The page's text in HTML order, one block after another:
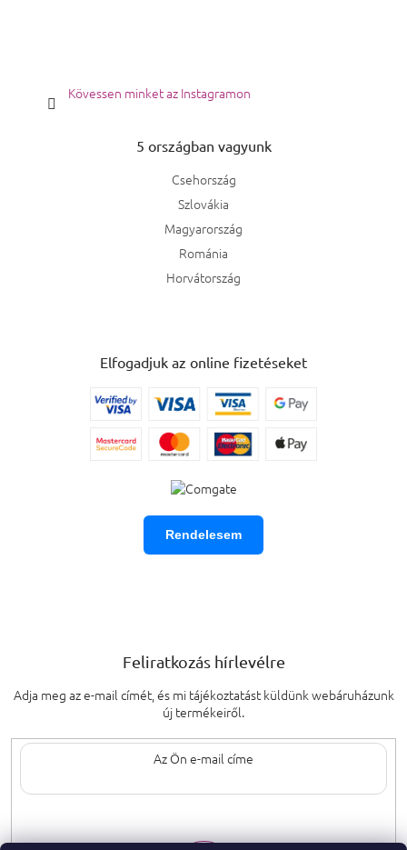
Kövessen minket az Instagramon
5 országban vagyunk
Csehország
Szlovákia
Magyarország
Románia
Horvátország
Elfogadjuk az online fizetéseket
Rendelesem
Feliratkozás hírlevélre
Adja meg az e-mail címét, és mi tájékoztatást küldünk webáruházunk
új termékeiről.
feltételeit.